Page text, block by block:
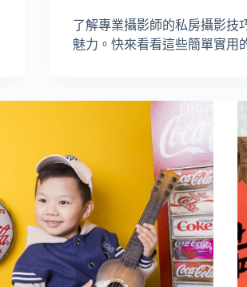
了解專業攝影師的私房攝影技
魅力。快來看看這些簡單實用